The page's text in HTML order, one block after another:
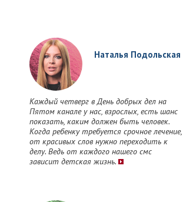
Наталья Подольская
Каждый четверг в День добрых дел на
Пятом канале у нас, взрослых, есть шанс
показать, каким должен быть человек.
Когда ребенку требуется срочное лечение,
от красивых слов нужно переходить к
делу. Ведь от каждого нашего смс
зависит детская жизнь.